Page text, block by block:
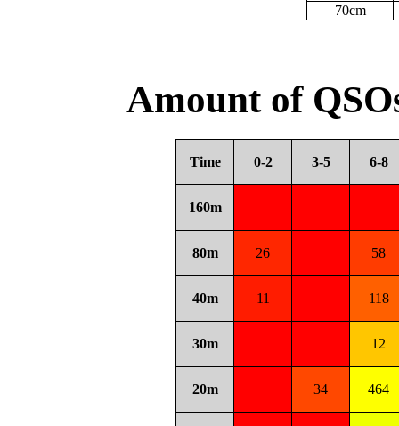
70cm
Amount of
Time 0-2 3-5 6-8
160m
80m 26 58
40m 11 118
30m 12
20m 34 464